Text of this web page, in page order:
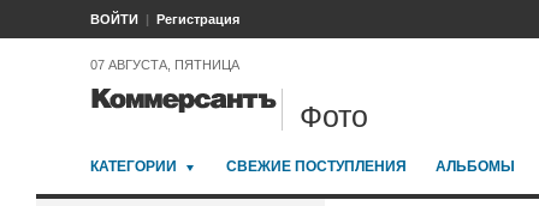
ВОЙТИ Регистрация
07 АВГУСТА, ПЯТНИЦА
Фото
КАТЕГОРИИ СВЕЖИЕ ПОСТУПЛЕНИЯ АЛЬБОМЫ